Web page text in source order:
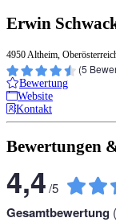
Erwin
4950 Altheim,
(5
Bewertung
Website
Kontakt
Bewertungen
4,4/5
Gesamtbewertung (